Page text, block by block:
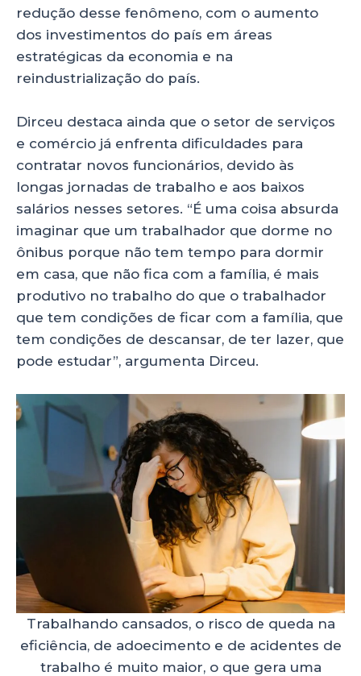
redução desse fenômeno, com o aumento
dos investimentos do país em áreas
estratégicas da economia e na
reindustrialização do país.
Dirceu destaca ainda que o setor de serviços
e comércio já enfrenta dificuldades para
contratar novos funcionários, devido às
longas jornadas de trabalho e aos baixos
salários nesses setores. “É uma coisa absurda
imaginar que um trabalhador que dorme no
ônibus porque não tem tempo para dormir
em casa, que não fica com a família, é mais
produtivo no trabalho do que o trabalhador
que tem condições de ficar com a família, que
tem condições de descansar, de ter lazer, que
pode estudar”, argumenta Dirceu.
Trabalhando cansados, o risco de queda na
eficiência, de adoecimento e de acidentes de
trabalho é muito maior, o que gera uma